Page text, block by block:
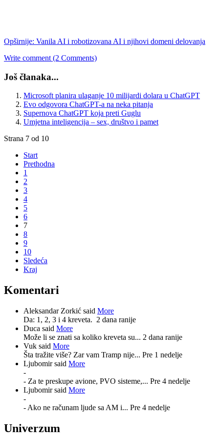
Opširnije: Vanila AI i robotizovana AI i njihovi domeni delovanja
Write comment (2 Comments)
Još članaka...
Microsoft planira ulaganje 10 milijardi dolara u ChatGPT
Evo odgovora ChatGPT-a na neka pitanja
Supernova ChatGPT koja preti Guglu
Umjetna inteligencija – sex, društvo i pamet
Strana 7 od 10
Start
Prethodna
1
2
3
4
5
6
7
8
9
10
Sledeća
Kraj
Komentari
Aleksandar Zorkić said More
Da: 1, 2, 3 i 4 kreveta. 2 dana ranije
Duca said More
Može li se znati sa koliko kreveta su... 2 dana ranije
Vuk said More
Šta tražite više? Zar vam Tramp nije... Pre 1 nedelje
Ljubomir said More
-
- Za te preskupe avione, PVO sisteme,... Pre 4 nedelje
Ljubomir said More
-
- Ako ne računam ljude sa AM i... Pre 4 nedelje
Univerzum